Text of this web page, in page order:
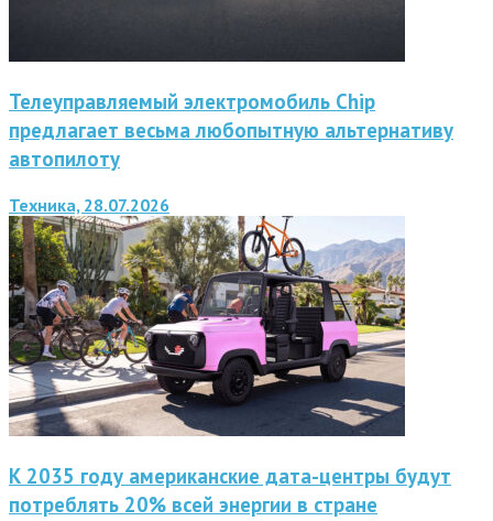
Телеуправляемый электромобиль Chip
предлагает весьма любопытную альтернативу
автопилоту
Техника, 28.07.2026
К 2035 году американские дата-центры будут
потреблять 20% всей энергии в стране